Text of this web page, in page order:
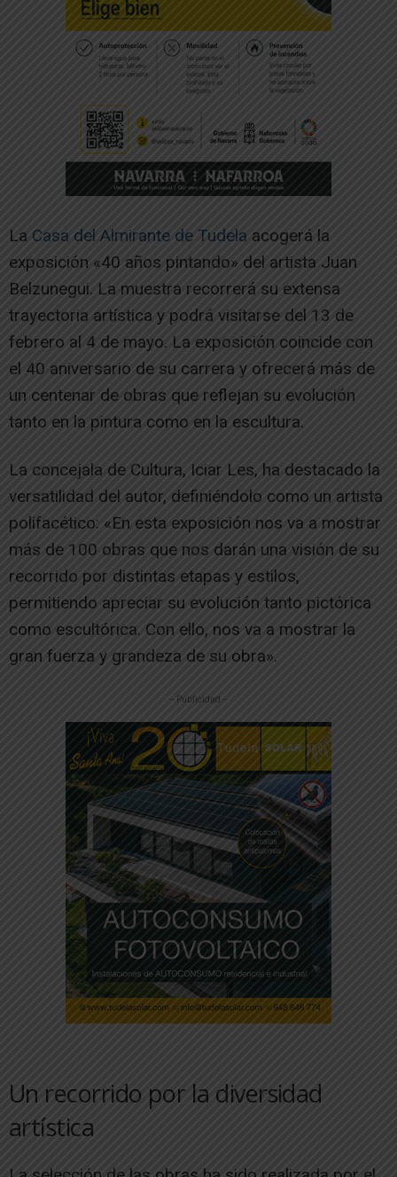
La Casa del Almirante de Tudela acogerá la
exposición «40 años pintando» del artista Juan
Belzunegui. La muestra recorrerá su extensa
trayectoria artística y podrá visitarse del 13 de
febrero al 4 de mayo. La exposición coincide con
el 40 aniversario de su carrera y ofrecerá más de
un centenar de obras que reflejan su evolución
tanto en la pintura como en la escultura.
La concejala de Cultura, Iciar Les, ha destacado la
versatilidad del autor, definiéndolo como un artista
polifacético: «En esta exposición nos va a mostrar
más de 100 obras que nos darán una visión de su
recorrido por distintas etapas y estilos,
permitiendo apreciar su evolución tanto pictórica
como escultórica. Con ello, nos va a mostrar la
gran fuerza y grandeza de su obra».
-- Publicidad --
Un recorrido por la diversidad
artística